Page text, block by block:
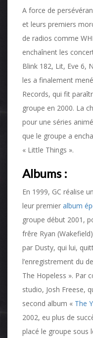
A force de
et leurs premiers
de radios comme
enchaînent les
Blink 182, Lit, Eve 6,
les a finalement
Records, qui fit
groupe en 2000. La
pour une séries
que le groupe a
« Little Things ».
Albums :
En 1999, GC réalise
leur premier album
groupe début 2001,
frêre Ryan
par Dusty, qui lui,
l’enregistrement du
The Hopeless ». Par
studio, Josh Freese,
second album « The
2002, eu plus de
placé le groupe sous